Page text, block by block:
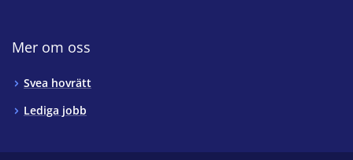
Mer om oss
Svea hovrätt
Lediga jobb